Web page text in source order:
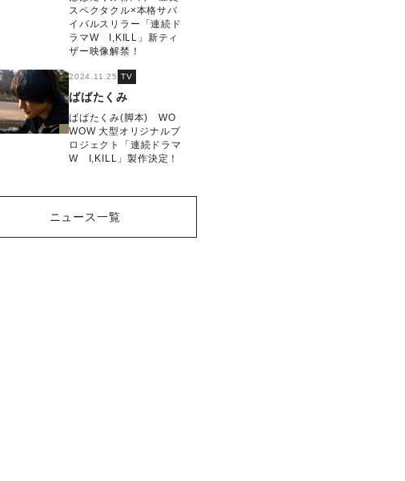
スペクタクル×本格サバ
イバルスリラー「連続ド
ラマW I,KILL」新ティ
ザー映像解禁！
2024.11.25 TV
ばばたくみ
ばばたくみ(脚本) WO
WOW 大型オリジナルプ
ロジェクト「連続ドラマ
W I,KILL」製作決定！
ニュース一覧